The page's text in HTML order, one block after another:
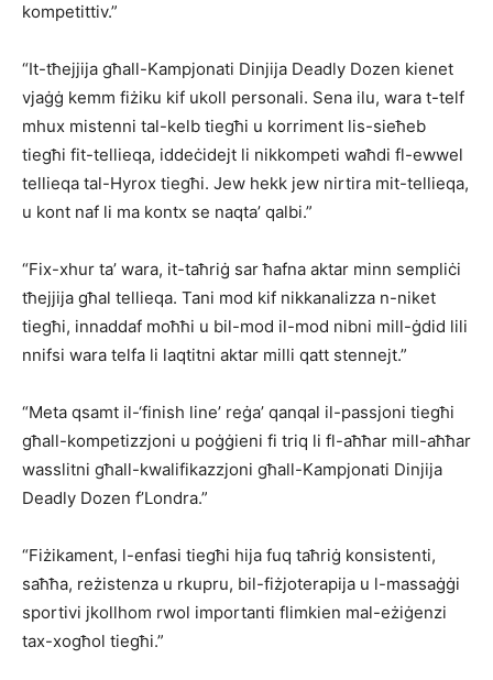
kompetittiv.”
“It-tħejjija għall-Kampjonati Dinjija Deadly Dozen kienet
vjaġġ kemm fiżiku kif ukoll personali. Sena ilu, wara t-telf
mhux mistenni tal-kelb tiegħi u korriment lis-sieħeb
tiegħi fit-tellieqa, iddeċidejt li nikkompeti waħdi fl-ewwel
tellieqa tal-Hyrox tiegħi. Jew hekk jew nirtira mit-tellieqa,
u kont naf li ma kontx se naqta’ qalbi.”
“Fix-xhur ta’ wara, it-taħriġ sar ħafna aktar minn sempliċi
tħejjija għal tellieqa. Tani mod kif nikkanalizza n-niket
tiegħi, innaddaf moħħi u bil-mod il-mod nibni mill-ġdid lili
nnifsi wara telfa li laqtitni aktar milli qatt stennejt.”
“Meta qsamt il-‘finish line’ reġa’ qanqal il-passjoni tiegħi
għall-kompetizzjoni u poġġieni fi triq li fl-aħħar mill-aħħar
wasslitni għall-kwalifikazzjoni għall-Kampjonati Dinjija
Deadly Dozen f’Londra.”
“Fiżikament, l-enfasi tiegħi hija fuq taħriġ konsistenti,
saħħa, reżistenza u rkupru, bil-fiżjoterapija u l-massaġġi
sportivi jkollhom rwol importanti flimkien mal-eżiġenzi
tax-xogħol tiegħi.”